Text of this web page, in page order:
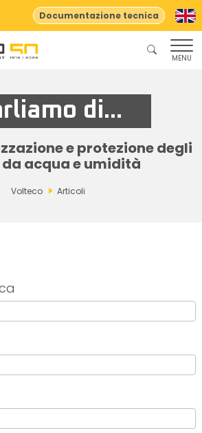
Documentazione tecnica
MENU
di...
e protezione degli
acqua e umidità
Volteco Articoli